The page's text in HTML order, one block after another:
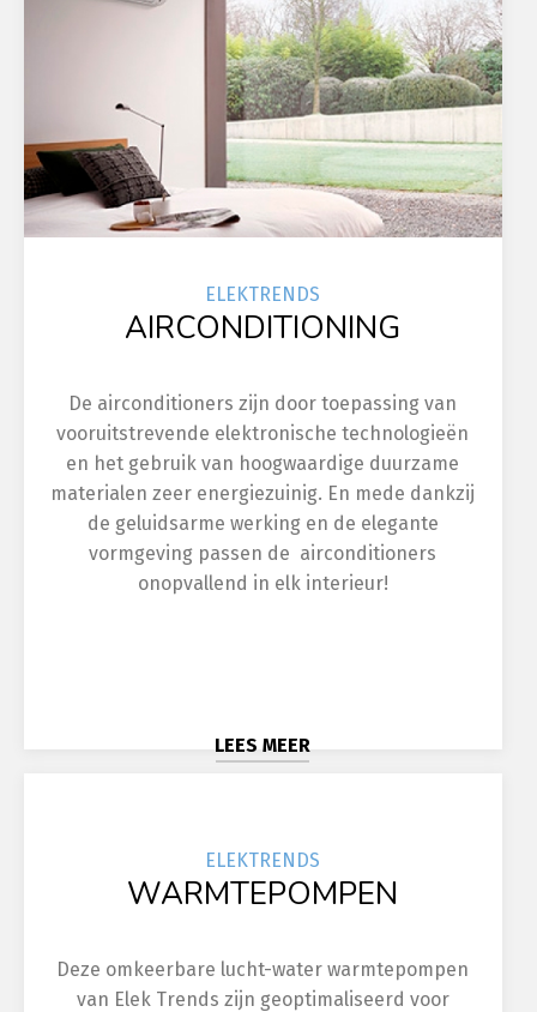
ELEKTRENDS
AIRCONDITIONING
De airconditioners zijn door toepassing van
vooruitstrevende elektronische technologieën
en het gebruik van hoogwaardige duurzame
materialen zeer energiezuinig. En mede dankzij
de geluidsarme werking en de elegante
vormgeving passen de airconditioners
onopvallend in elk interieur!
LEES MEER
ELEKTRENDS
WARMTEPOMPEN
Deze omkeerbare lucht-water warmtepompen
van Elek Trends zijn geoptimaliseerd voor